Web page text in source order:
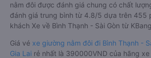
nằm đôi được đánh giá chung có chất
đánh giá trung bình từ 4.8/5 dựa trên 455
khách Xe về Bình Thạnh - Sài Gòn từ
Giá vé xe giường nằm đôi đi Bình Thạnh -
Gia Lai rẻ nhất là 390000VND của hãng xe